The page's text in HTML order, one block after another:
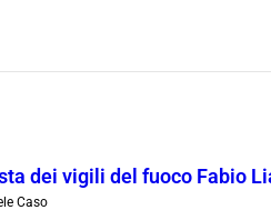
dei vigili del fuoco Fabio
Caso